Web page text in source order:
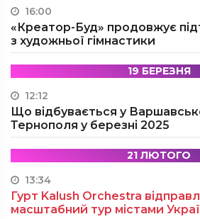
16:00
«Креатор-Буд» продовжує
з художньої гімнастики
19 БЕРЕЗНЯ
12:12
Що відбувається у
Тернополя у березні 2025
21 ЛЮТОГО
13:34
Гурт Kalush Orchestra
масштабний тур містами